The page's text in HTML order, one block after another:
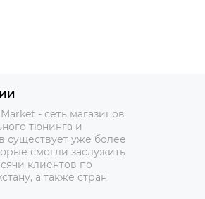
- сеть магазинов
тюнинга и
существует уже более
смогли заслужить
клиентов по
а также стран